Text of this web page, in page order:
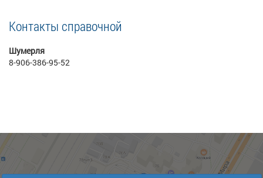
Контакты справочной
Шумерля
8-906-386-95-52